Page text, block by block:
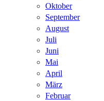
Oktober
September
August
Juli
Juni
Mai
April
März
Februar